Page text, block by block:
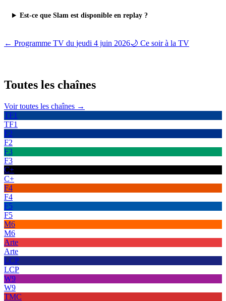
Est-ce que Slam est disponible en replay ?
← Programme TV du jeudi 4 juin 2026🌙 Ce soir à la TV
Toutes les chaînes
Voir toutes les chaînes →
TF1
TF1
F2
F2
F3
F3
C+
C+
F4
F4
F5
F5
M6
M6
Arte
Arte
LCP
LCP
W9
W9
TMC